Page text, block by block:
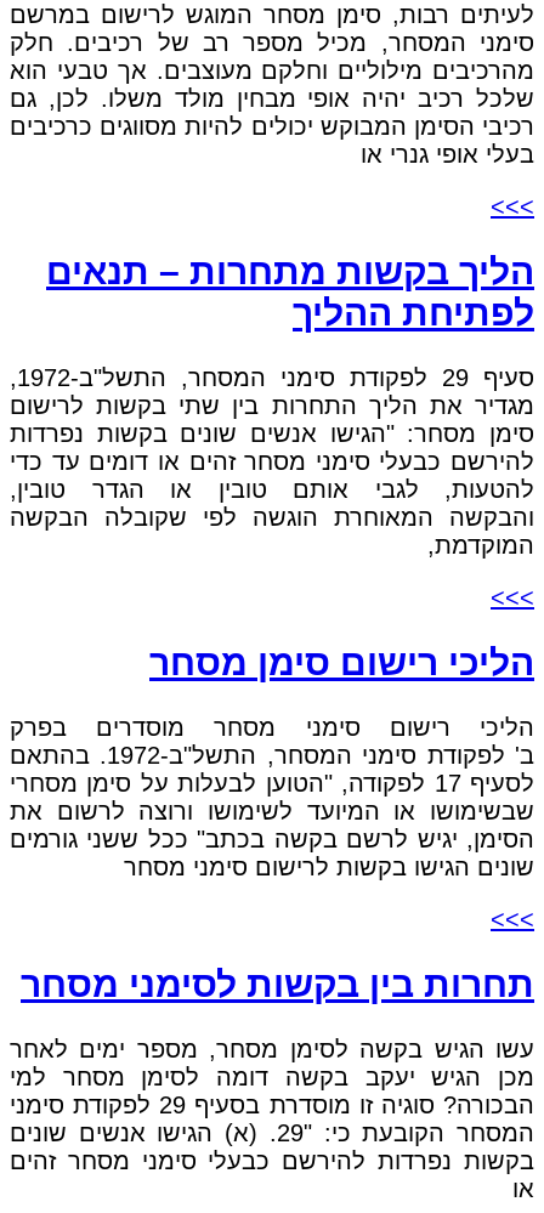
לעיתים רבות, סימן מסחר המוגש לרישום במרשם
סימני המסחר, מכיל מספר רב של רכיבים. חלק
מהרכיבים מילוליים וחלקם מעוצבים. אך טבעי הוא
שלכל רכיב יהיה אופי מבחין מולד משלו. לכן, גם
רכיבי הסימן המבוקש יכולים להיות מסווגים כרכיבים
בעלי אופי גנרי או
>>>
הליך בקשות מתחרות – תנאים
לפתיחת ההליך
סעיף 29 לפקודת סימני המסחר, התשל"ב-1972,
מגדיר את הליך התחרות בין שתי בקשות לרישום
סימן מסחר: "הגישו אנשים שונים בקשות נפרדות
להירשם כבעלי סימני מסחר זהים או דומים עד כדי
להטעות, לגבי אותם טובין או הגדר טובין,
והבקשה המאוחרת הוגשה לפי שקובלה הבקשה
המוקדמת,
>>>
הליכי רישום סימן מסחר
הליכי רישום סימני מסחר מוסדרים בפרק
ב' לפקודת סימני המסחר, התשל"ב-1972. בהתאם
לסעיף 17 לפקודה, "הטוען לבעלות על סימן מסחרי
שבשימושו או המיועד לשימושו ורוצה לרשום את
הסימן, יגיש לרשם בקשה בכתב" ככל ששני גורמים
שונים הגישו בקשות לרישום סימני מסחר
>>>
תחרות בין בקשות לסימני מסחר
עשו הגיש בקשה לסימן מסחר, מספר ימים לאחר
מכן הגיש יעקב בקשה דומה לסימן מסחר למי
הבכורה? סוגיה זו מוסדרת בסעיף 29 לפקודת סימני
המסחר הקובעת כי: "29. (א) הגישו אנשים שונים
בקשות נפרדות להירשם כבעלי סימני מסחר זהים
או